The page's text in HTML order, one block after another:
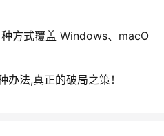
方式覆盖 Windows、macO
法,真正的破局之策！